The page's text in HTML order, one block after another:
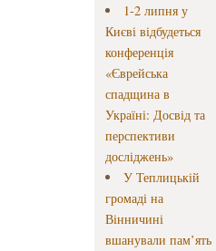
1-2 липня у
Києві відбудеться
конференція
«Єврейська
спадщина в
Україні: Досвід та
перспективи
досліджень»
У Теплицькій
громаді на
Вінничині
вшанували пам’ять